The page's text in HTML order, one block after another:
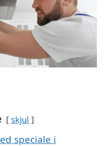
skjul
speciale i